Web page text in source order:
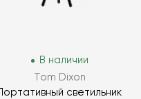
В наличии
Tom Dixon
Портативный светильник